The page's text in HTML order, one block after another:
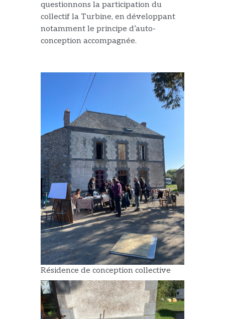
questionnons la participation du
collectif la Turbine, en développant
notamment le principe d’auto-
conception accompagnée.
Résidence de conception collective